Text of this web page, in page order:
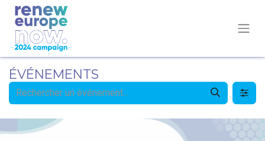
ÉVÉNEMENTS